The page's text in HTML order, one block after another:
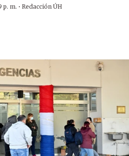
p. m. ·Redacción ÚH